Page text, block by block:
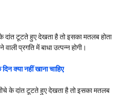
टूटते हुए देखता है तो इसका मतलब होता
प्रगति में बाधा उत्पन्न होगी।
दिन क्या नहीं खाना चाहिए
के दांत टूटते हुए देखता है तो इसका मतलब